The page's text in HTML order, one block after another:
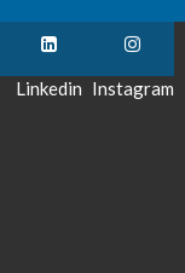
Linkedin Instagram